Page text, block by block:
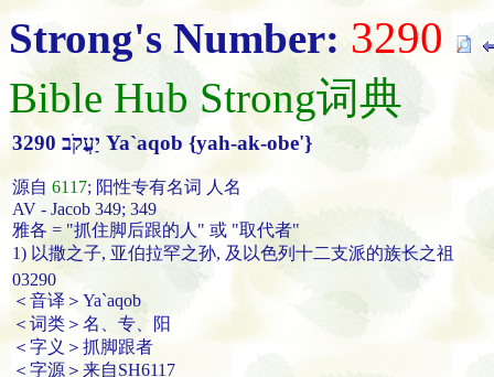
Strong's Number: 3290
Bible Hub Strong词典
3290 יַעֲקֹב Ya`aqob {yah-ak-obe'}
源自 6117; 阳性专有名词 人名
AV - Jacob 349; 349
雅各 = "抓住脚后跟的人" 或 "取代者"
1) 以撒之子, 亚伯拉罕之孙, 及以色列十二支派的族长之祖
03290
＜音译＞Ya`aqob
＜词类＞名、专、阳
＜字义＞抓脚跟者
＜字源＞来自SH6117